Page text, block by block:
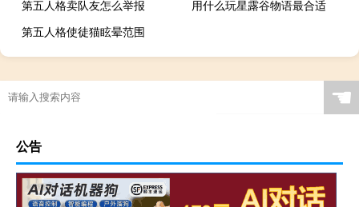
第五人格卖队友怎么举报
用什么玩星露谷物语最合适
第五人格使徒猫眩晕范围
☚
公告